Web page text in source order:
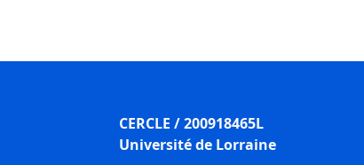
CERCLE / 200918465L
Université de Lorraine